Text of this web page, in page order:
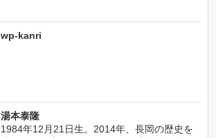
wp-kanri
湯本泰隆
1984年12月21日生。2014年、長岡の歴史を